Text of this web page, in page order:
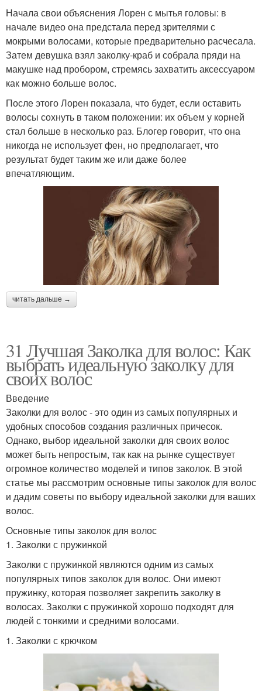
Начала свои объяснения Лорен с мытья головы: в
начале видео она предстала перед зрителями с
мокрыми волосами, которые предварительно расчесала.
Затем девушка взял заколку-краб и собрала пряди на
макушке над пробором, стремясь захватить аксессуаром
как можно больше волос.
После этого Лорен показала, что будет, если оставить
волосы сохнуть в таком положении: их объем у корней
стал больше в несколько раз. Блогер говорит, что она
никогда не использует фен, но предполагает, что
результат будет таким же или даже более
впечатляющим.
читать дальше →
31 Лучшая Заколка для волос: Как
выбрать идеальную заколку для
своих волос
Введение
Заколки для волос - это один из самых популярных и
удобных способов создания различных причесок.
Однако, выбор идеальной заколки для своих волос
может быть непростым, так как на рынке существует
огромное количество моделей и типов заколок. В этой
статье мы рассмотрим основные типы заколок для волос
и дадим советы по выбору идеальной заколки для ваших
волос.
Основные типы заколок для волос
1. Заколки с пружинкой
Заколки с пружинкой являются одним из самых
популярных типов заколок для волос. Они имеют
пружинку, которая позволяет закрепить заколку в
волосах. Заколки с пружинкой хорошо подходят для
людей с тонкими и средними волосами.
1. Заколки с крючком